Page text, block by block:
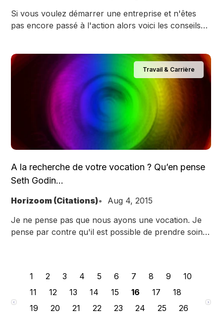
Si vous voulez démarrer une entreprise et n'êtes
pas encore passé à l'action alors voici les conseils
Travail & Carrière
A la recherche de votre vocation ? Qu’en pense
Seth Godin…
Horizoom (Citations)
Aug 4, 2015
Je ne pense pas que nous ayons une vocation. Je
pense par contre qu'il est possible de prendre soin,
le plus besoin dans nos vies, cependant, est quelque
chose qui compte
1 2 3 4 5 6 7 8 9
10
11
12 13 14 15 16 17
18
19
20 21 22 23 24 25
26